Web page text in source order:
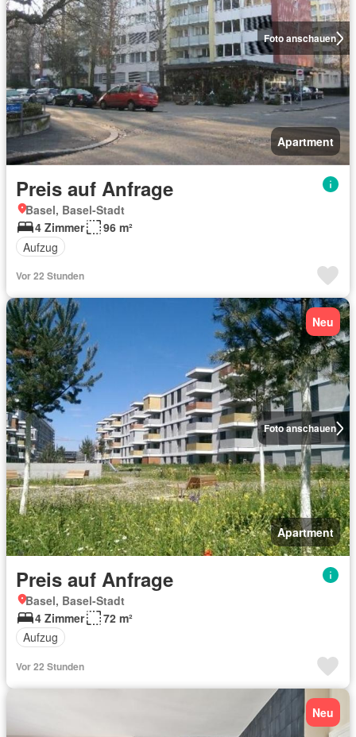
Foto anschauen
Apartment
Preis auf Anfrage
Basel, Basel-Stadt
4 Zimmer
96 m²
Aufzug
Vor 22 Stunden
Foto anschauen
Neu
Apartment
Preis auf Anfrage
Basel, Basel-Stadt
4 Zimmer
72 m²
Aufzug
Vor 22 Stunden
Neu